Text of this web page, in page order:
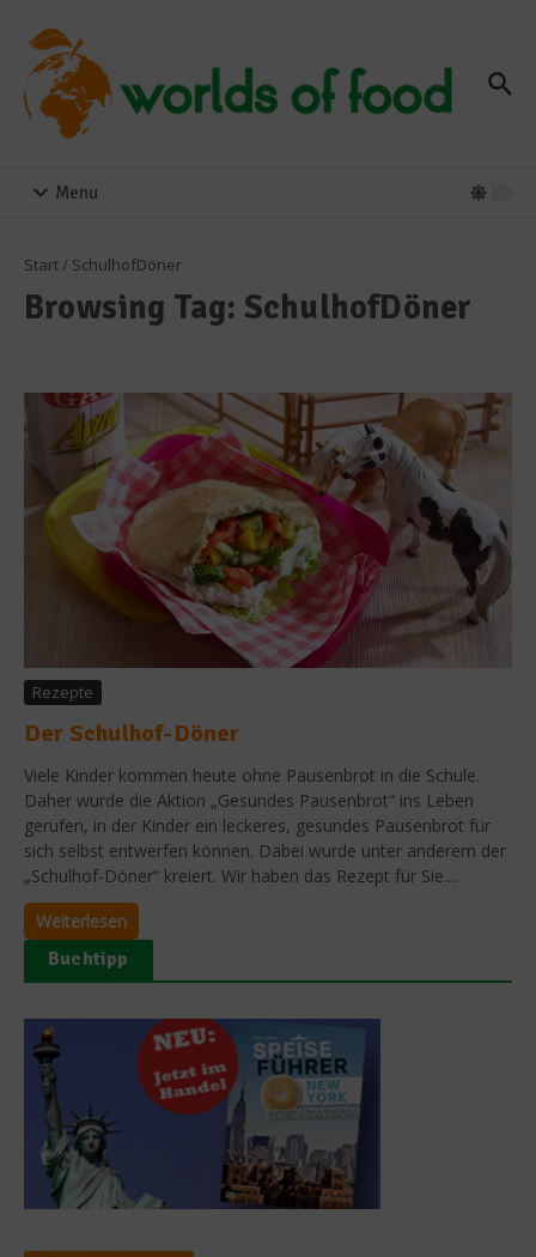
Menu
Start/ SchulhofDöner
Browsing Tag: SchulhofDöner
Rezepte
Der Schulhof-Döner
Viele Kinder kommen heute ohne Pausenbrot in die Schule.
Daher wurde die Aktion „Gesundes Pausenbrot“ ins Leben
gerufen, in der Kinder ein leckeres, gesundes Pausenbrot für
sich selbst entwerfen können. Dabei wurde unter anderem der
„Schulhof-Döner“ kreiert. Wir haben das Rezept für Sie....
Weiterlesen
Buchtipp